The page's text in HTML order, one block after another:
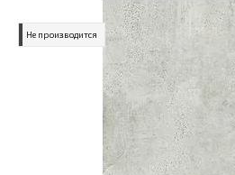
Не производится